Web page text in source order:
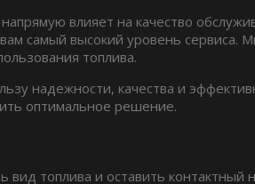
влияет на качество
самый высокий уровень сервиса.
топлива.
надежности, качества и
оптимальное решение.
вид топлива и оставить